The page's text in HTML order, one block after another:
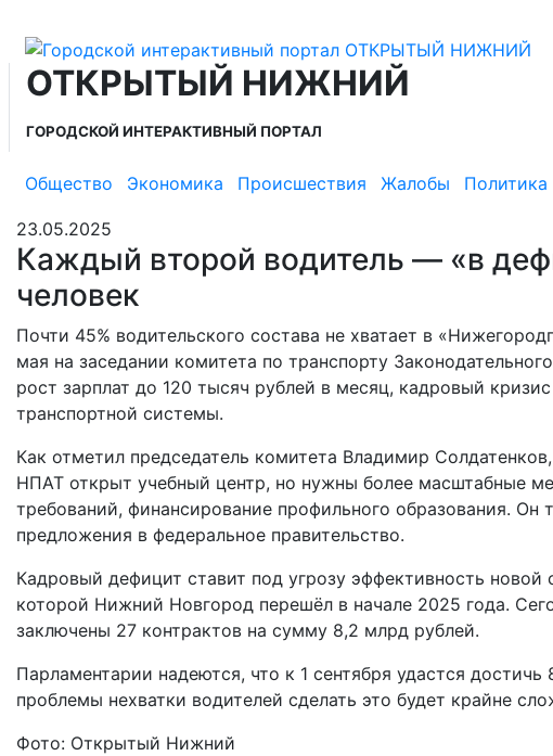
ОТКРЫТЫЙ НИЖНИЙ
ГОРОДСКОЙ ИНТЕРАКТИВНЫЙ ПОРТАЛ
Общество Экономика Происшествия Жалобы Политика
23.05.2025
Каждый второй водитель — «в
человек
Почти 45% водительского состава не хватает в
мая на заседании комитета по транспорту
рост зарплат до 120 тысяч рублей в месяц, кадровый
транспортной системы.
Как отметил председатель комитета Владимир
НПАТ открыт учебный центр, но нужны более масштабные
требований, финансирование профильного образования. Он
предложения в федеральное правительство.
Кадровый дефицит ставит под угрозу эффективность
которой Нижний Новгород перешёл в начале 2025 года.
заключены 27 контрактов на сумму 8,2 млрд рублей.
Парламентарии надеются, что к 1 сентября удастся
проблемы нехватки водителей сделать это будет крайне
Фото: Открытый Нижний